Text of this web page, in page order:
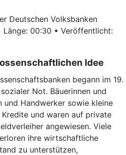
Deutschen Volksbanken
Länge: 00:30 • Veröffentlicht:
Idee
begann im 19.
Not. Bäuerinnen und
und Handwerker sowie kleine
und waren auf private
angewiesen. Viele
ihre wirtschaftliche
zu unterstützen,